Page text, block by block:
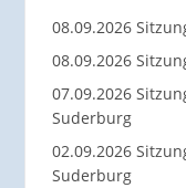
08.09.2026
08.09.2026
07.09.2026
Suderburg
02.09.2026
Suderburg